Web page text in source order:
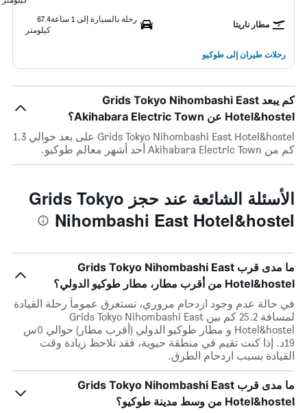
مطار ناريتا
رحلة بالسيارة إلى 1 ساعة
67.4
كيلومتر
رحلات طيران إلى طوكيو
كم يبعد Grids Tokyo Nihombashi East
Hotel&hostel عن Akihabara Electric Town؟
Grids Tokyo Nihombashi East Hotel&hostel على بعد حوالي 1.3
كم من Akihabara Electric Town أحد أشهر معالم طوكيو.
الأسئلة الشائعة عند حجز Grids Tokyo
Nihombashi East Hotel&hostel
ما مدى قرب Grids Tokyo Nihombashi East
Hotel&hostel من أقرب مطار، مطار طوكيو الدولي؟
في حالة عدم وجود ازدحام مروري، تستغرق عموماً رحلة القيادة
لمسافة 25.2 كم بين Grids Tokyo Nihombashi East
Hotel&hostel و مطار طوكيو الدولي (أقرب مطار) حوالي 0س
19د. إذا كنت تقيم في منطقة حيوية، فقد تلاحظ زيادة وقت
القيادة بسبب ازدحام الطرق.
ما مدى قرب Grids Tokyo Nihombashi East
Hotel&hostel من وسط مدينة طوكيو؟